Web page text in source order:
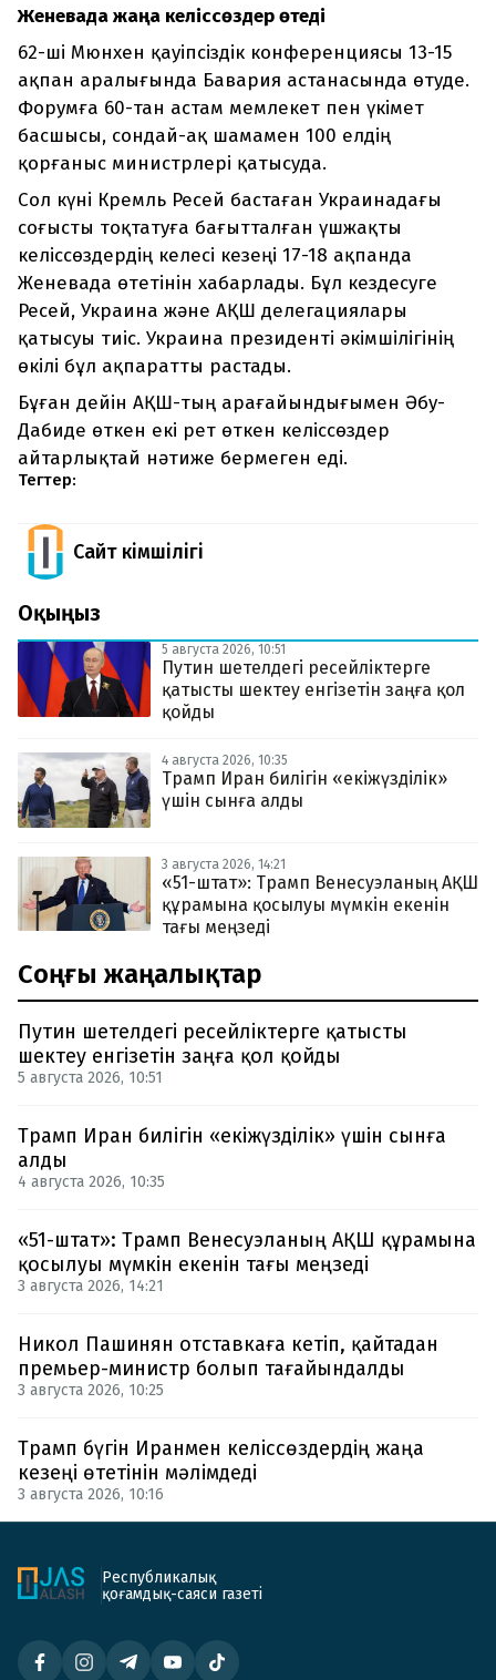
Женевада жаңа келіссөздер өтеді
62-ші Мюнхен қауіпсіздік конференциясы 13-15
ақпан аралығында Бавария астанасында өтуде.
Форумға 60-тан астам мемлекет пен үкімет
басшысы, сондай-ақ шамамен 100 елдің
қорғаныс министрлері қатысуда.
Сол күні Кремль Ресей бастаған Украинадағы
соғысты тоқтатуға бағытталған үшжақты
келіссөздердің келесі кезеңі 17-18 ақпанда
Женевада өтетінін хабарлады. Бұл кездесуге
Ресей, Украина және АҚШ делегациялары
қатысуы тиіс. Украина президенті әкімшілігінің
өкілі бұл ақпаратты растады.
Бұған дейін АҚШ-тың арағайындығымен Әбу-
Дабиде өткен екі рет өткен келіссөздер
айтарлықтай нәтиже бермеген еді.
Тегтер:
Сайт Әкімшілігі
Оқыңыз
5 августа 2026, 10:51
Путин шетелдегі ресейліктерге
қатысты шектеу енгізетін заңға қол
қойды
4 августа 2026, 10:35
Трамп Иран билігін «екіжүзділік»
үшін сынға алды
3 августа 2026, 14:21
«51-штат»: Трамп Венесуэланың АҚШ
құрамына қосылуы мүмкін екенін
тағы меңзеді
Соңғы жаңалықтар
Путин шетелдегі ресейліктерге қатысты
шектеу енгізетін заңға қол қойды
5 августа 2026, 10:51
Трамп Иран билігін «екіжүзділік» үшін сынға
алды
4 августа 2026, 10:35
«51-штат»: Трамп Венесуэланың АҚШ құрамына
қосылуы мүмкін екенін тағы меңзеді
3 августа 2026, 14:21
Никол Пашинян отставкаға кетіп, қайтадан
премьер-министр болып тағайындалды
3 августа 2026, 10:25
Трамп бүгін Иранмен келіссөздердің жаңа
кезеңі өтетінін мәлімдеді
3 августа 2026, 10:16
Республикалық
қоғамдық-саяси газеті